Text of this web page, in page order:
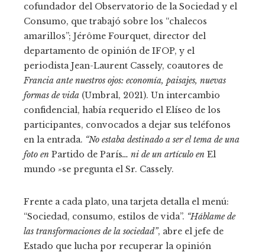
cofundador del Observatorio de la Sociedad y el
Consumo, que trabajó sobre los “chalecos
amarillos”; Jérôme Fourquet, director del
departamento de opinión de IFOP, y el
periodista Jean-Laurent Cassely, coautores de
Francia ante nuestros ojos: economía, paisajes, nuevas
formas de vida (Umbral, 2021). Un intercambio
confidencial, había requerido el Elíseo de los
participantes, convocados a dejar sus teléfonos
en la entrada. “No estaba destinado a ser el tema de una
foto en Partido de París… ni de un artículo en El
mundo »se pregunta el Sr. Cassely.
Frente a cada plato, una tarjeta detalla el menú:
“Sociedad, consumo, estilos de vida”. “Háblame de
las transformaciones de la sociedad”, abre el jefe de
Estado que lucha por recuperar la opinión